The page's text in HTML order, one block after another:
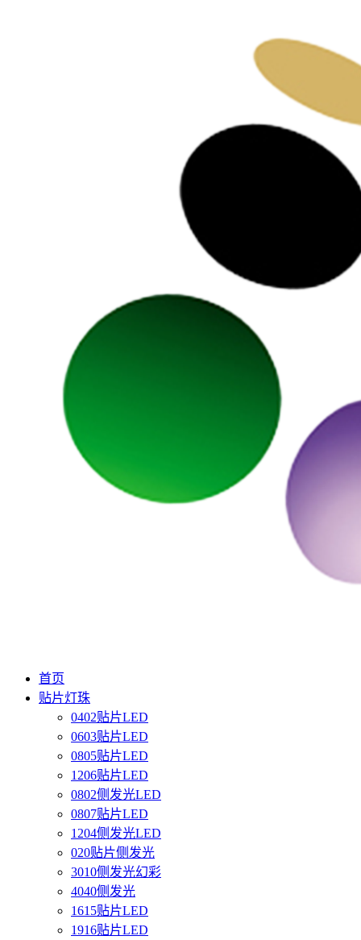
首页
贴片灯珠
0402贴片LED
0603贴片LED
0805贴片LED
1206贴片LED
0802侧发光LED
0807贴片LED
1204侧发光LED
020贴片侧发光
3010侧发光幻彩
4040侧发光
1615贴片LED
1916贴片LED